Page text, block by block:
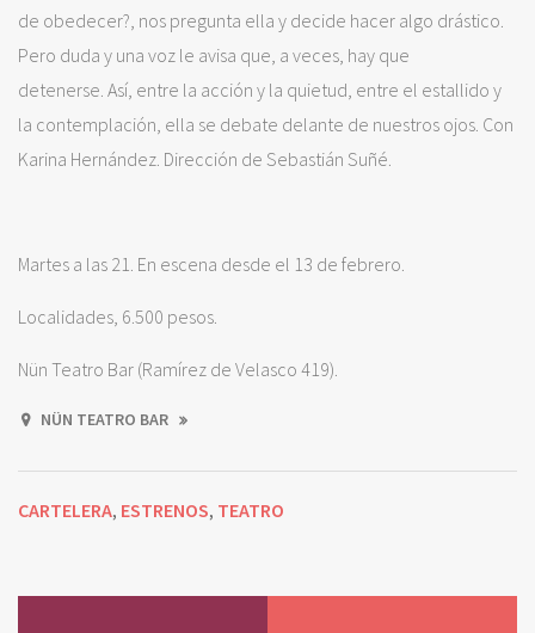
de obedecer?, nos pregunta ella y decide hacer algo drástico.
Pero duda y una voz le avisa que, a veces, hay que
detenerse. Así, entre la acción y la quietud, entre el estallido y
la contemplación, ella se debate delante de nuestros ojos. Con
Karina Hernández. Dirección de Sebastián Suñé.
Martes a las 21. En escena desde el 13 de febrero.
Localidades, 6.500 pesos.
Nün Teatro Bar (Ramírez de Velasco 419).
NÜN TEATRO BAR
CARTELERA, ESTRENOS, TEATRO